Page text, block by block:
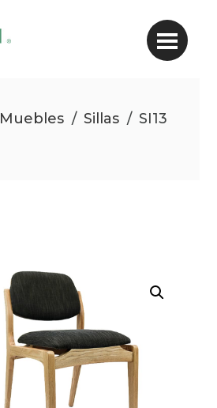
Muebles / Sillas / SI13